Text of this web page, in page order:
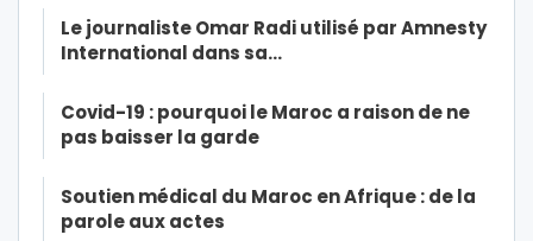
Le journaliste Omar Radi utilisé par Amnesty
International dans sa…
Covid-19 : pourquoi le Maroc a raison de ne
pas baisser la garde
Soutien médical du Maroc en Afrique : de la
parole aux actes